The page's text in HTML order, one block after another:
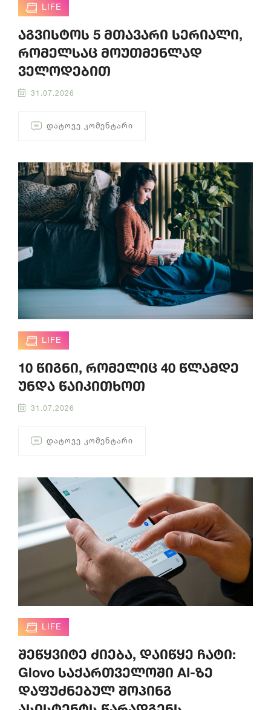
LIFE
აგვისტოს 5 მთავარი სერიალი,
რომელსაც მოუთმენლად
ველოდებით
31.07.2026
ᲓᲐᲢᲝᲕᲔ ᲙᲝᲛᲔᲜᲢᲐᲠᲘ
LIFE
10 წიგნი, რომელიც 40 წლამდე
უნდა წაიკითხოთ
31.07.2026
ᲓᲐᲢᲝᲕᲔ ᲙᲝᲛᲔᲜᲢᲐᲠᲘ
LIFE
შეწყვიტე ძიება, დაიწყე ჩატი:
Glovo საქართველოში AI-ზე
დაფუძნებულ შოპინგ